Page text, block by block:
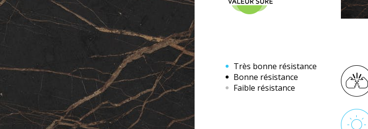
Très bonne résistance
Bonne résistance
Faible résistance